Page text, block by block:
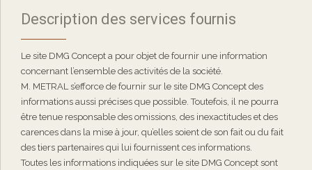
Description des services fournis
Le site DMG Concept a pour objet de fournir une information
concernant l’ensemble des activités de la société.
M. METRAL s’efforce de fournir sur le site DMG Concept des
informations aussi précises que possible. Toutefois, il ne pourra
être tenue responsable des omissions, des inexactitudes et des
carences dans la mise à jour, qu’elles soient de son fait ou du fait
des tiers partenaires qui lui fournissent ces informations.
Toutes les informations indiquées sur le site DMG Concept sont